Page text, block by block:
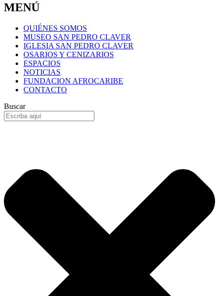
MENÚ
QUIÉNES SOMOS
MUSEO SAN PEDRO CLAVER
IGLESIA SAN PEDRO CLAVER
OSARIOS Y CENIZARIOS
ESPACIOS
NOTICIAS
FUNDACION AFROCARIBE
CONTACTO
Buscar